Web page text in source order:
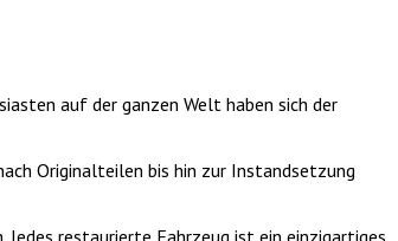
auf der ganzen Welt haben sich der
Originalteilen bis hin zur Instandsetzung
Jedes restaurierte Fahrzeug ist ein einzigartiges